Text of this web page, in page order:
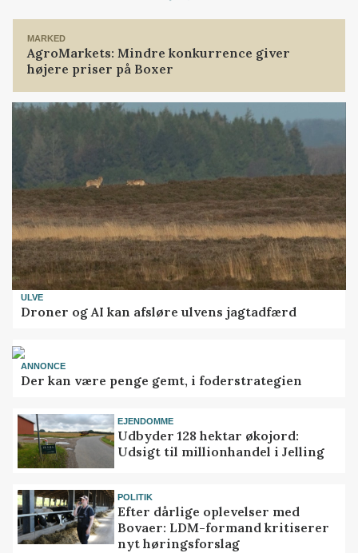
MARKED
AgroMarkets: Mindre konkurrence giver
højere priser på Boxer
ULVE
Droner og AI kan afsløre ulvens jagtadfærd
ANNONCE
Der kan være penge gemt, i foderstrategien
EJENDOMME
Udbyder 128 hektar økojord:
Udsigt til millionhandel i Jelling
POLITIK
Efter dårlige oplevelser med
Bovaer: LDM-formand kritiserer
nyt høringsforslag